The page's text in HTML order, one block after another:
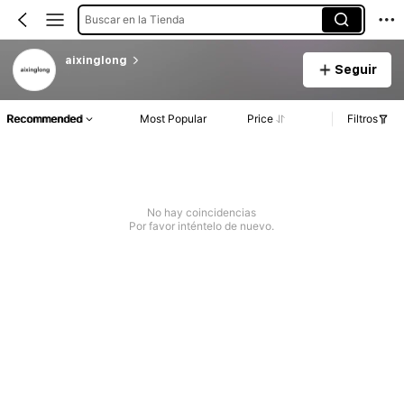
Buscar en la Tienda
aixinglong
Seguir
Recommended Most Popular Price Filtros
No hay coincidencias
Por favor inténtelo de nuevo.